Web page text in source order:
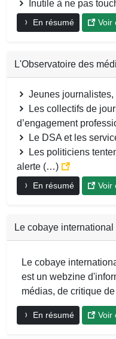
Inutile à ne pas
En résumé Voir
L'Observatoire des
Jeunes
Les collectifs de
d’engagement
Le DSA et les
Les politiciens
alerte (…)
En résumé Voir
Le cobaye international
Le cobaye
est un webzine
médias, de critique
En résumé Voir